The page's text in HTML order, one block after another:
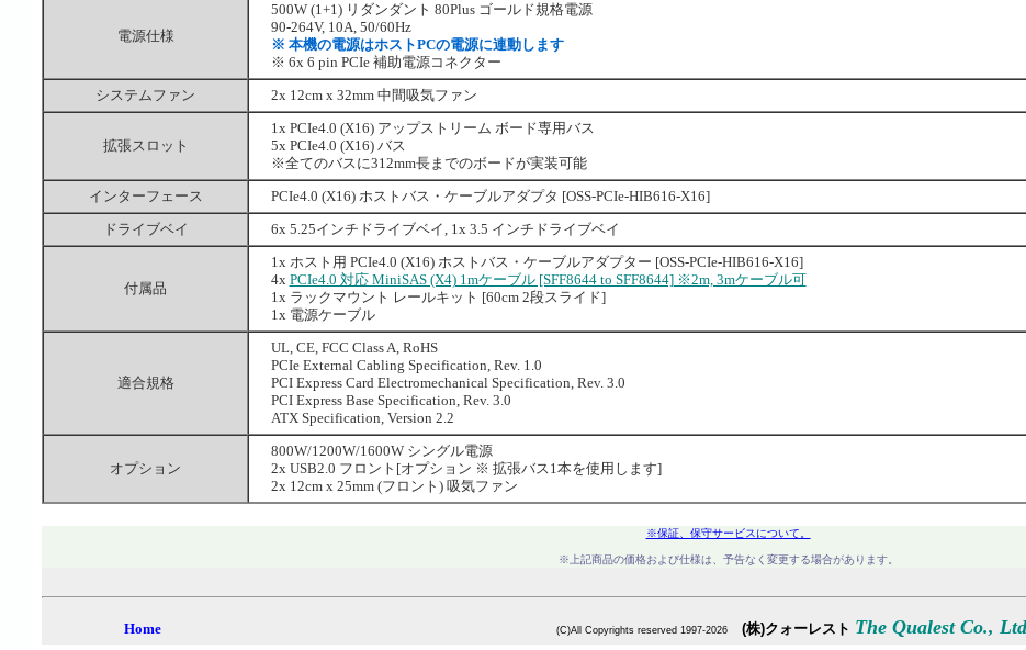
電源仕様
500W (1+1) リダンダント 80Plus ゴールド規格電源
90-264V, 10A, 50/60Hz
※ 本機の電源はホストPCの電源に連動します
※ 6x 6 pin PCIe 補助電源コネクター
システムファン
2x 12cm x 32mm 中間吸気ファン
拡張スロット
1x PCIe4.0 (X16) アップストリーム ボード専用バス
5x PCIe4.0 (X16) バス
※全てのバスに312mm長までのボードが実装可能
インターフェース
PCIe4.0 (X16) ホストバス・ケーブルアダプタ [OSS-PCIe-HIB616-X16]
ドライブベイ
6x 5.25インチドライブベイ, 1x 3.5 インチドライブベイ
付属品
1x ホスト用 PCIe4.0 (X16) ホストバス・ケーブルアダプター [OSS-PCIe-HIB616-X16]
4x PCIe4.0 対応 MiniSAS (X4) 1mケーブル [SFF8644 to SFF8644] ※2m, 3mケーブル可
1x ラックマウント レールキット [60cm 2段スライド]
1x 電源ケーブル
適合規格
UL, CE, FCC Class A, RoHS
PCIe External Cabling Specification, Rev. 1.0
PCI Express Card Electromechanical Specification, Rev. 3.0
PCI Express Base Specification, Rev. 3.0
ATX Specification, Version 2.2
オプション
800W/1200W/1600W シングル電源
2x USB2.0 フロント[オプション ※ 拡張バス1本を使用します]
2x 12cm x 25mm (フロント) 吸気ファン
※保証、保守サービスについて。
※上記商品の価格および仕様は、予告なく変更する場合があります。
Home (C)All Copyrights reserved 1997-2026 (株)クォーレスト The Qualest Co.,